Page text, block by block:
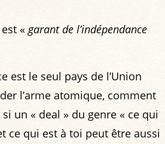
« garant de l’indépendance
est le seul pays de l’Union
l’arme atomique, comment
un « deal » du genre « ce qui
ce qui est à toi peut être aussi